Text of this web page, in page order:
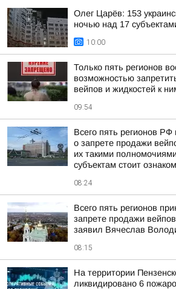
Олег Царёв: 153
ночью над 17
10:00
Только пять регионов
возможностью
вейпов и жидкостей к
09:54
Всего пять регионов
о запрете продажи
их такими
субъектам стоит
08:24
Всего пять регионов
запрете продажи
заявил Вячеслав
08:15
На территории
ликвидировано 6